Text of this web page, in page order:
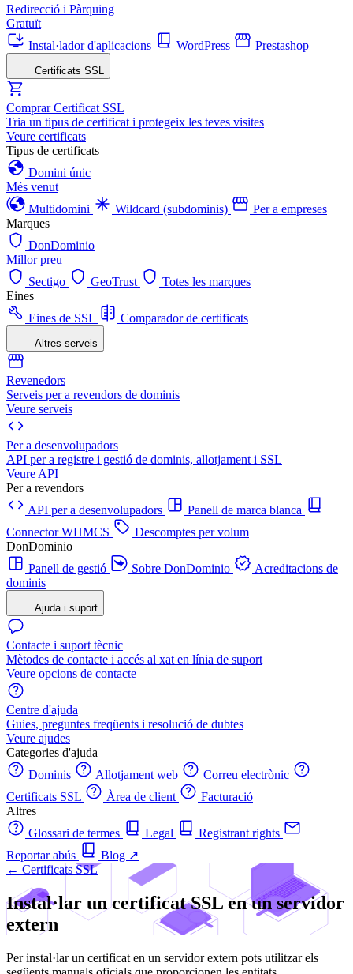
Redirecció i Pàrquing
Gratuït
Instal·lador d'aplicacions
WordPress Prestashop
Certificats SSL
Comprar Certificat SSL
Tria un tipus de certificat i protegeix les teves visites
Veure certificats
Tipus de certificats
Domini únic
Més venut
Multidomini
Wildcard (subdominis)
Per a empreses
Marques
DonDominio
Millor preu
Sectigo
GeoTrust
Totes les marques
Eines
Eines de SSL
Comparador de certificats
Altres serveis
Revenedors
Serveis per a revendors de dominis
Veure serveis
Per a desenvolupadors
API per a registre i gestió de dominis, allotjament i SSL
Veure API
Per a revendors
API per a desenvolupadors
Panell de marca blanca
Connector WHMCS
Descomptes per volum
DonDominio
Panell de gestió
Sobre DonDominio
Acreditacions de
dominis
Ajuda i suport
Contacte i suport tècnic
Mètodes de contacte i accés al xat en línia de suport
Veure opcions de contacte
Centre d'ajuda
Guies, preguntes freqüents i resolució de dubtes
Veure ajudes
Categories d'ajuda
Dominis
Allotjament web
Correu electrònic
Certificats SSL
Àrea de client
Facturació
Altres
Glossari de termes
Legal
Registrant rights
Reportar abús
Blog ↗
← Certificats SSL
Instal·lar un certificat SSL en un servidor
extern
Per instal·lar un certificat en un servidor extern pots utilitzar els